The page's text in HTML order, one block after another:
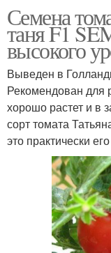
Семена
таня F1
высокого
Выведен в
Рекомендован для
хорошо растет и в
сорт томата
это практически